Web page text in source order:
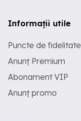
Informații utile
Puncte de fidelitate
Anunț Premium
Abonament VIP
Anunț promo